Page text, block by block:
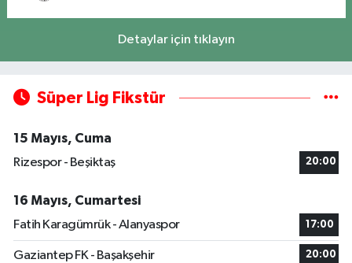
Detaylar için tıklayın
Süper Lig Fikstür
15 Mayıs, Cuma
Rizespor - Beşiktaş
20:00
16 Mayıs, Cumartesi
Fatih Karagümrük - Alanyaspor
17:00
Gaziantep FK - Başakşehir 20:00